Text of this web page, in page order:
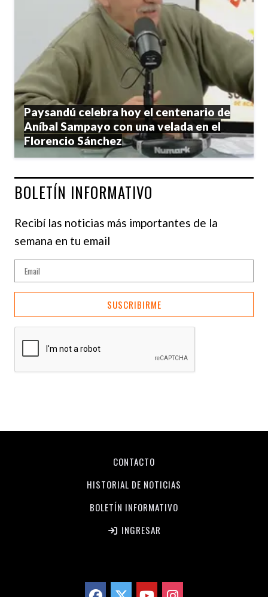
Paysandú celebra hoy el centenario de
Aníbal Sampayo con una velada en el
Florencio Sánchez
BOLETÍN INFORMATIVO
Recibí las noticias más importantes de la
semana en tu email
SUSCRIBIRME
CONTACTO
HISTORIAL DE NOTICIAS
BOLETÍN INFORMATIVO
INGRESAR